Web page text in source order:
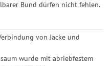
Bund dürfen nicht fehlen.
von Jacke und
wurde mit abriebfestem